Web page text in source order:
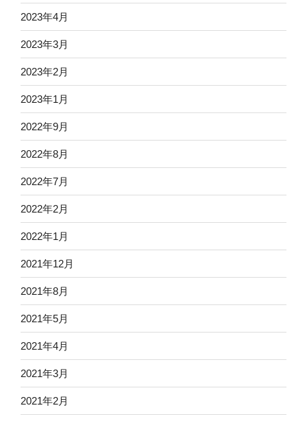
2023年4月
2023年3月
2023年2月
2023年1月
2022年9月
2022年8月
2022年7月
2022年2月
2022年1月
2021年12月
2021年8月
2021年5月
2021年4月
2021年3月
2021年2月